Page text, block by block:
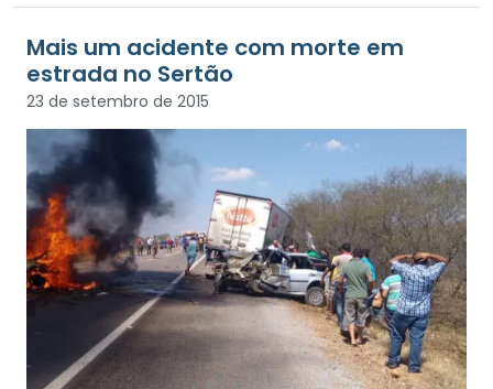
Mais um acidente com morte em
estrada no Sertão
23 de setembro de 2015